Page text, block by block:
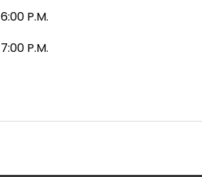
6:00 P.M.
7:00 P.M.